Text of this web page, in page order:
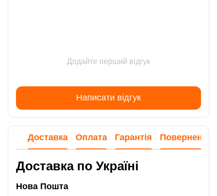
Додайте перший відгук
Написати відгук
Доставка Оплата Гарантія Повернення
Доставка по Україні
Нова Пошта